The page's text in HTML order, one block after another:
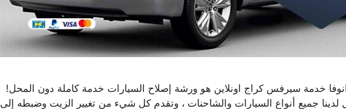
خدمة سيرفس كراج اونلاين هو ورشة إصلاح السيارات خدمة كاملة دون المحل!
لدينا جميع أنواع السيارات والشاحنات ، وتقدم كل شيء من تغيير الزيت وضبطه إلى